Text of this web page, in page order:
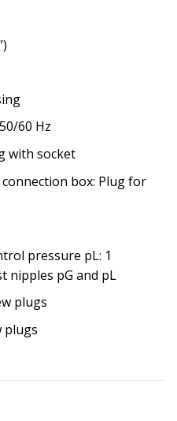
60 Hz
with socket
box: Plug for
pressure pL: 1
nipples pG and pL
plugs
plugs